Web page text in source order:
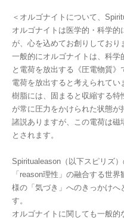
＜オルゴナイトについて、
オルゴナイトは医学的・科学
が、心を込めてお創りしており
一般的にオルゴナイトは、科
と電荷を放出する《圧電物質
電荷を放出すると考えられてい
樹脂には、固まると収縮する
が常に圧力をかけられた状態が
諸説ありますが、この電荷は
とされます。
Spiritualeason（以下スピリズ
「reason理性」の融合する世
様の「気づき」へのきっかけへ
す。
オルゴナイトに関しても一般的